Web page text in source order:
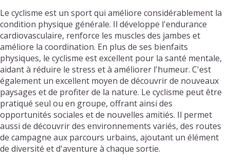
Le cyclisme est un sport qui améliore considérablement la
condition physique générale. Il développe l'endurance
cardiovasculaire, renforce les muscles des jambes et
améliore la coordination. En plus de ses bienfaits
physiques, le cyclisme est excellent pour la santé mentale,
aidant à réduire le stress et à améliorer l'humeur. C'est
également un excellent moyen de découvrir de nouveaux
paysages et de profiter de la nature. Le cyclisme peut être
pratiqué seul ou en groupe, offrant ainsi des
opportunités sociales et de nouvelles amitiés. Il permet
aussi de découvrir des environnements variés, des routes
de campagne aux parcours urbains, ajoutant un élément
de diversité et d'aventure à chaque sortie.